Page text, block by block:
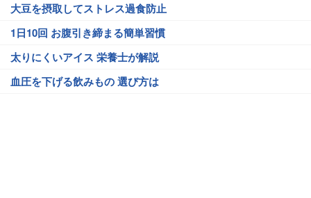
大豆を摂取してストレス過食防止
1日10回 お腹引き締まる簡単習慣
太りにくいアイス 栄養士が解説
血圧を下げる飲みもの 選び方は